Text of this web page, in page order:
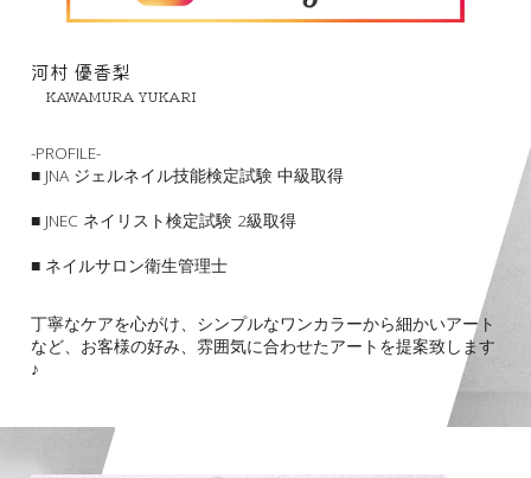
河村 優香梨
KAWAMURA YUKARI
-PROFILE-
■ JNA ジェルネイル技能検定試験 中級取得
■ JNEC ネイリスト検定試験 2級取得
■ ネイルサロン衛生管理士
丁寧なケアを心がけ、シンプルなワンカラーから細かいアート
など、お客様の好み、雰囲気に合わせたアートを提案致します
♪